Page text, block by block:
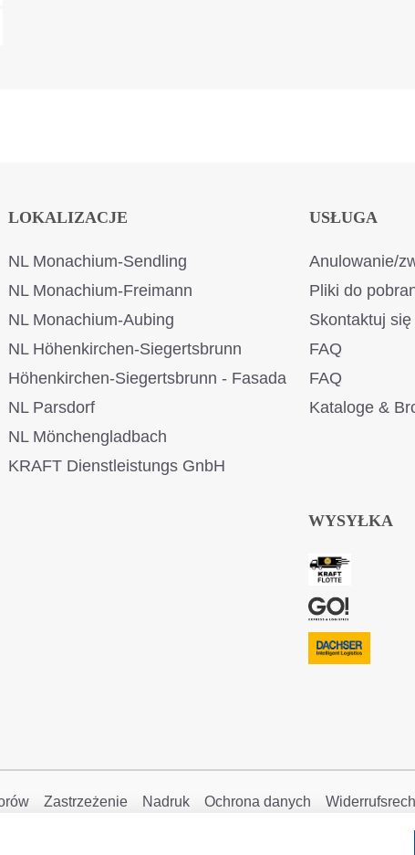
LOKALIZACJE
NL Monachium-Sendling
NL Monachium-Freimann
NL Monachium-Aubing
NL Höhenkirchen-Siegertsbrunn
Höhenkirchen-Siegertsbrunn - Fasada
NL Parsdorf
NL Mönchengladbach
KRAFT Dienstleistungs GnbH
USŁUGA
Anulowanie/
Pliki do
Skontaktuj
FAQ
FAQ
Kataloge &
WYSYŁKA
Zastrzeżenie Nadruk Ochrona danych